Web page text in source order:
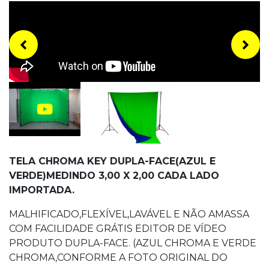
TELA CHROMA KEY DUPLA-FACE(AZUL E
VERDE)MEDINDO 3,00 X 2,00 CADA LADO
IMPORTADA.
MALHIFICADO,FLEXÍVEL,LAVÁVEL E NÃO AMASSA
COM FACILIDADE GRÁTIS EDITOR DE VÍDEO
PRODUTO DUPLA-FACE. (AZUL CHROMA E VERDE
CHROMA,CONFORME A FOTO ORIGINAL DO